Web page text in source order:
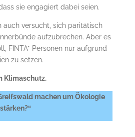
sie engagiert dabei seien.
versucht, sich paritätisch
aufzubrechen. Aber es
FINTA* Personen nur aufgrund
zu setzen.
Klimaschutz.
machen um Ökologie